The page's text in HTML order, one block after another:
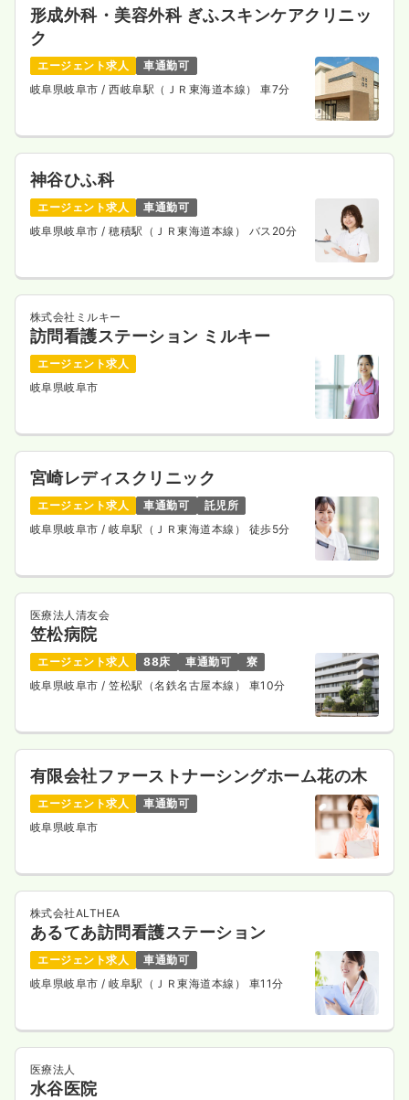
形成外科・美容外科 ぎふスキンケアクリニッ
ク
エージェント求人
車通勤可
岐阜県岐阜市/ 西岐阜駅（ＪＲ東海道本線） 車7分
神谷ひふ科
エージェント求人
車通勤可
岐阜県岐阜市/ 穂積駅（ＪＲ東海道本線） バス20分
株式会社ミルキー
訪問看護ステーション ミルキー
エージェント求人
岐阜県岐阜市
宮崎レディスクリニック
エージェント求人 車通勤可
託児所
岐阜県岐阜市/ 岐阜駅（ＪＲ東海道本線） 徒歩5分
医療法人清友会
笠松病院
エージェント求人 88床 車通勤可
寮
岐阜県岐阜市/ 笠松駅（名鉄名古屋本線） 車10分
有限会社ファーストナーシングホーム花の木
エージェント求人
車通勤可
岐阜県岐阜市
株式会社ALTHEA
あるてあ訪問看護ステーション
エージェント求人
車通勤可
岐阜県岐阜市/ 岐阜駅（ＪＲ東海道本線） 車11分
医療法人
水谷医院